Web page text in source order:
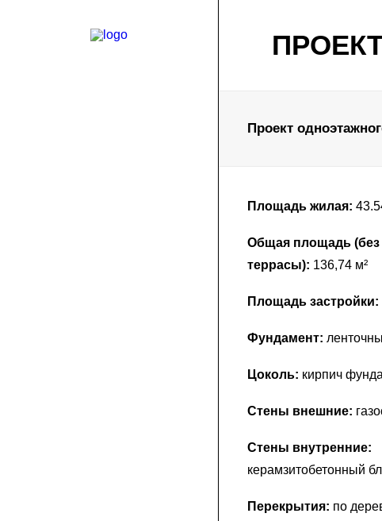
Проект
Площадь жилая:
Общая площадь (без
террасы): 136,74 м²
Площадь застройки:
Фундамент:
Цоколь: кирпич
Стены внешние:
Стены внутренние:
керамзитобетонный
Перекрытия: по